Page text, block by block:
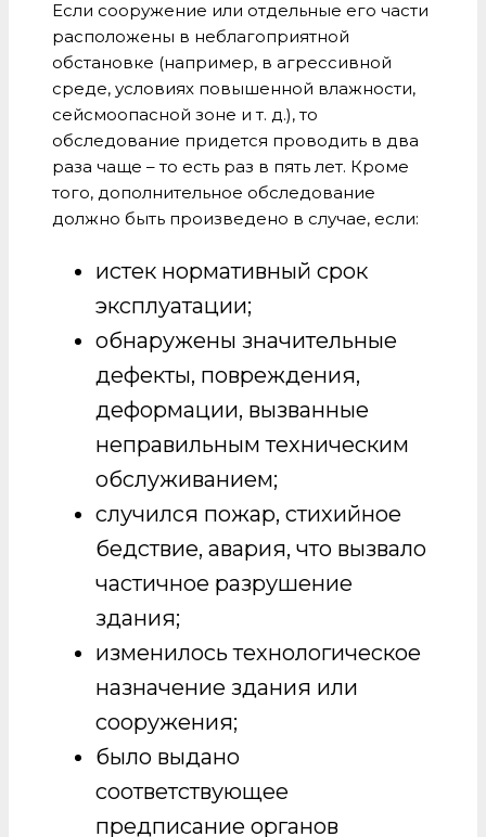
Если сооружение или отдельные его части
расположены в неблагоприятной
обстановке (например, в агрессивной
среде, условиях повышенной влажности,
сейсмоопасной зоне и т. д.), то
обследование придется проводить в два
раза чаще – то есть раз в пять лет. Кроме
того, дополнительное обследование
должно быть произведено в случае, если:
истек нормативный срок
эксплуатации;
обнаружены значительные
дефекты, повреждения,
деформации, вызванные
неправильным техническим
обслуживанием;
случился пожар, стихийное
бедствие, авария, что вызвало
частичное разрушение
здания;
изменилось технологическое
назначение здания или
сооружения;
было выдано
соответствующее
предписание органов